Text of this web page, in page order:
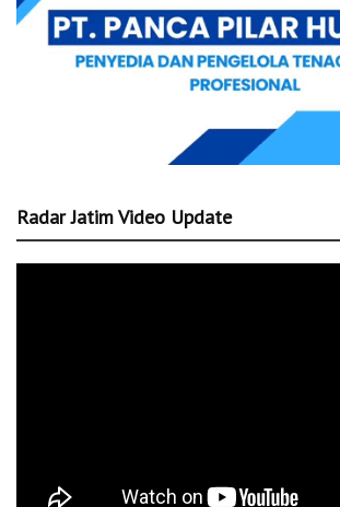
Radar Jatim Video Update